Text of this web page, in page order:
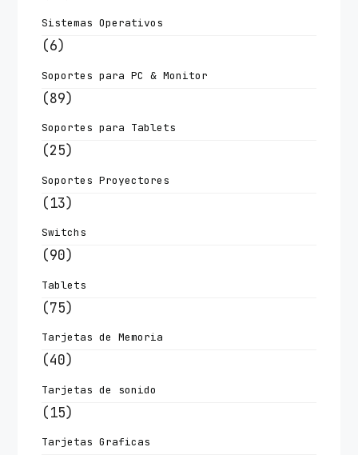
Sistemas Operativos
(6)
Soportes para PC & Monitor
(89)
Soportes para Tablets
(25)
Soportes Proyectores
(13)
Switchs
(90)
Tablets
(75)
Tarjetas de Memoria
(40)
Tarjetas de sonido
(15)
Tarjetas Graficas